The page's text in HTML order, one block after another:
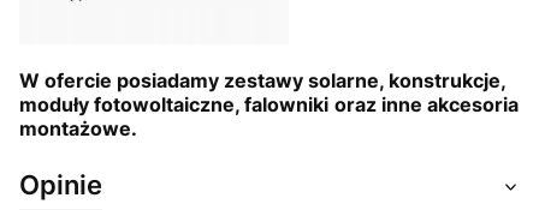
W ofercie posiadamy zestawy solarne, konstrukcje,
moduły fotowoltaiczne, falowniki oraz inne akcesoria
montażowe.
Opinie